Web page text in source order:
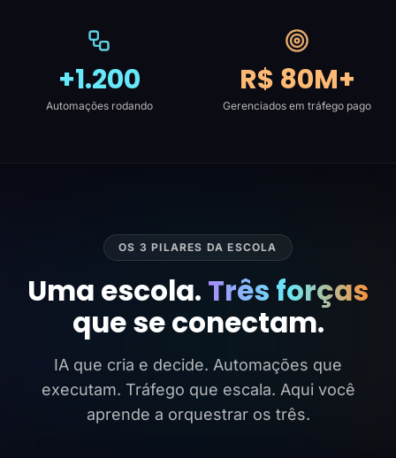
+1.200
Automações rodando
R$ 80M+
Gerenciados em tráfego pago
OS 3 PILARES DA ESCOLA
Uma escola. Três forças
que se conectam.
IA que cria e decide. Automações que
executam. Tráfego que escala. Aqui você
aprende a orquestrar os três.